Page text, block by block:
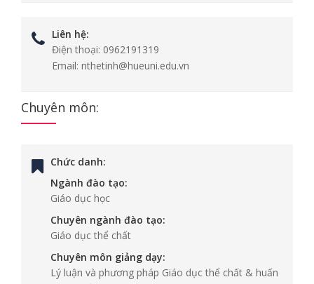
Liên hệ:
Điện thoại: 0962191319
Email: nthetinh@hueuni.edu.vn
Chuyên môn:
Chức danh:
Ngành đào tạo:
Giáo dục học
Chuyên ngành đào tạo:
Giáo dục thể chất
Chuyên môn giảng dạy:
Lý luận và phương pháp Giáo dục thể chất & huấn